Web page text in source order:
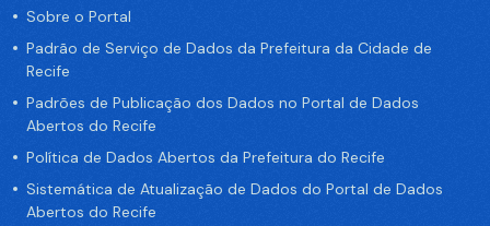
Sobre o Portal
Padrão de Serviço de Dados da Prefeitura da Cidade de
Recife
Padrões de Publicação dos Dados no Portal de Dados
Abertos do Recife
Política de Dados Abertos da Prefeitura do Recife
Sistemática de Atualização de Dados do Portal de Dados
Abertos do Recife